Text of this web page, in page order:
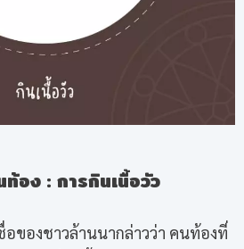
ท้อง : การกินเนื้อวัว
อของชาวล้านนากล่าวว่า คนท้องที่